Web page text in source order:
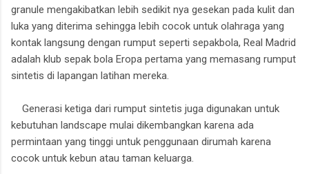
granule mengakibatkan lebih sedikit nya gesekan pada kulit dan
luka yang diterima sehingga lebih cocok untuk olahraga yang
kontak langsung dengan rumput seperti sepakbola, Real Madrid
adalah klub sepak bola Eropa pertama yang memasang rumput
sintetis di lapangan latihan mereka.
Generasi ketiga dari rumput sintetis juga digunakan untuk
kebutuhan landscape mulai dikembangkan karena ada
permintaan yang tinggi untuk penggunaan dirumah karena
cocok untuk kebun atau taman keluarga.